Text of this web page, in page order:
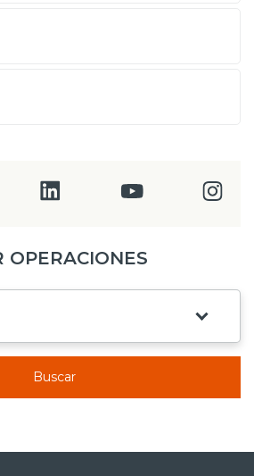
OPERACIONES
Buscar